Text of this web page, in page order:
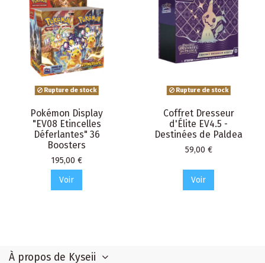
Rupture de stock
Pokémon Display
"EV08 Etincelles
Déferlantes" 36
Boosters
Prix
195,00 €
Voir
Rupture de stock
Coffret Dresseur
d'Élite EV4.5 -
Destinées de Paldea
Prix
59,00 €
Voir
À propos de Kyseii